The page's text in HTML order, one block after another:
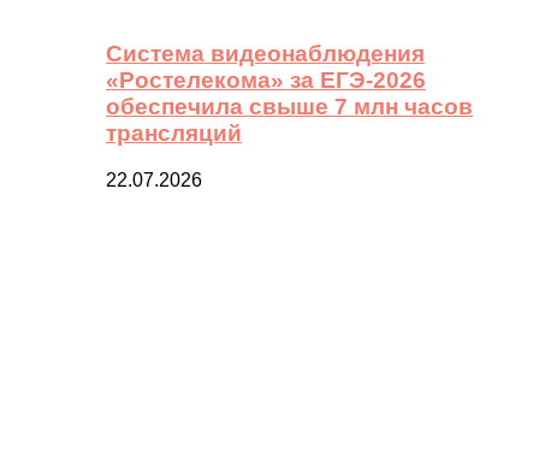
Система видеонаблюдения
«Ростелекома» за ЕГЭ-2026
обеспечила свыше 7 млн часов
трансляций
22.07.2026